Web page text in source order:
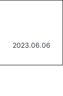
2023.06.06